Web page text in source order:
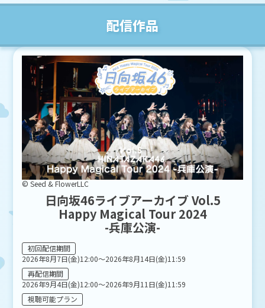
配信作品
© Seed & FlowerLLC
日向坂46ライブアーカイブ Vol.5
Happy Magical Tour 2024
-兵庫公演-
初回配信期間
2026年8月7日(金)12:00～2026年8月14日(金)11:59
再配信期間
2026年9月4日(金)12:00～2026年9月11日(金)11:59
視聴可能プラン